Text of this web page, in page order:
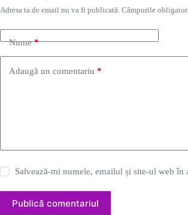
Adresa ta de email nu va fi publicată. Câmpurile
Nume*
Adaugă un comentariu *
Salvează-mi numele, emailul și site-ul web în
Publică comentariul